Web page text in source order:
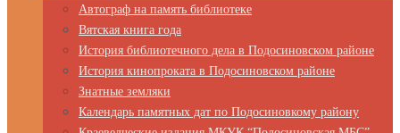
Автограф на память библиотеке
Вятская книга года
История библиотечного дела в Подосиновском районе
История кинопроката в Подосиновском районе
Знатные земляки
Календарь памятных дат по Подосиновкому району